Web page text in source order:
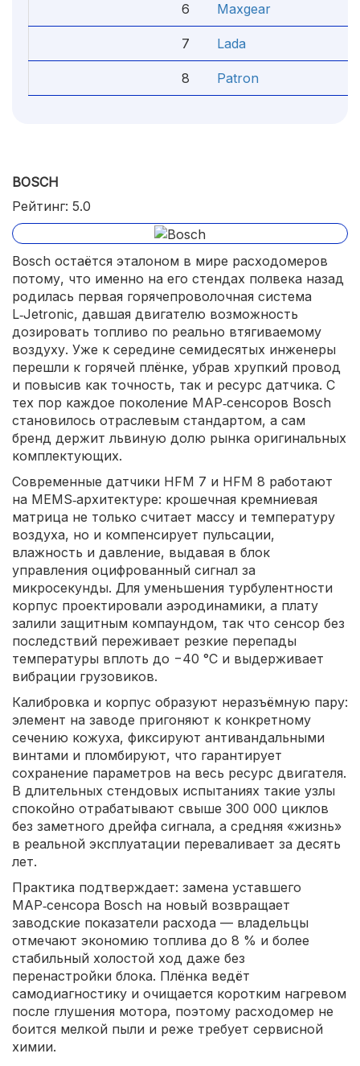
6 Maxgear
7 Lada
8 Patron
BOSCH
Рейтинг: 5.0
Bosch остаётся эталоном в мире расходомеров
потому, что именно на его стендах полвека назад
родилась первая горячепроволочная система
L‑Jetronic, давшая двигателю возможность
дозировать топливо по реально втягиваемому
воздуху. Уже к середине семидесятых инженеры
перешли к горячей плёнке, убрав хрупкий провод
и повысив как точность, так и ресурс датчика. С
тех пор каждое поколение МАР‑сенсоров Bosch
становилось отраслевым стандартом, а сам
бренд держит львиную долю рынка оригинальных
комплектующих.
Современные датчики HFM 7 и HFM 8 работают
на MEMS‑архитектуре: крошечная кремниевая
матрица не только считает массу и температуру
воздуха, но и компенсирует пульсации,
влажность и давление, выдавая в блок
управления оцифрованный сигнал за
микросекунды. Для уменьшения турбулентности
корпус проектировали аэродинамики, а плату
залили защитным компаундом, так что сенсор без
последствий переживает резкие перепады
температуры вплоть до −40 °C и выдерживает
вибрации грузовиков.
Калибровка и корпус образуют неразъёмную пару:
элемент на заводе пригоняют к конкретному
сечению кожуха, фиксируют антивандальными
винтами и пломбируют, что гарантирует
сохранение параметров на весь ресурс двигателя.
В длительных стендовых испытаниях такие узлы
спокойно отрабатывают свыше 300 000 циклов
без заметного дрейфа сигнала, а средняя «жизнь»
в реальной эксплуатации переваливает за десять
лет.
Практика подтверждает: замена уставшего
МАР‑сенсора Bosch на новый возвращает
заводские показатели расхода — владельцы
отмечают экономию топлива до 8 % и более
стабильный холостой ход даже без
перенастройки блока. Плёнка ведёт
самодиагностику и очищается коротким нагревом
после глушения мотора, поэтому расходомер не
боится мелкой пыли и реже требует сервисной
химии.